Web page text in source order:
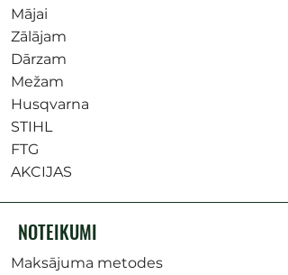
Mājai
Zālājam
Dārzam
Mežam
Husqvarna
STIHL
FTG
AKCIJAS
NOTEIKUMI
Maksājuma metodes